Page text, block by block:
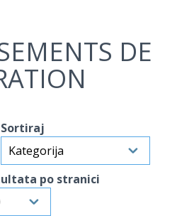
DE
Sortiraj
po stranici